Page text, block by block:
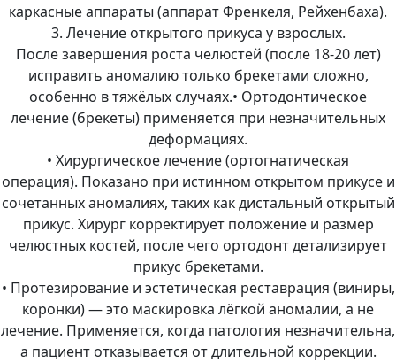
каркасные аппараты (аппарат Френкеля, Рейхенбаха).
3. Лечение открытого прикуса у взрослых.
После завершения роста челюстей (после 18-20 лет)
исправить аномалию только брекетами сложно,
особенно в тяжёлых случаях.• Ортодонтическое
лечение (брекеты) применяется при незначительных
деформациях.
• Хирургическое лечение (ортогнатическая
операция). Показано при истинном открытом прикусе и
сочетанных аномалиях, таких как дистальный открытый
прикус. Хирург корректирует положение и размер
челюстных костей, после чего ортодонт детализирует
прикус брекетами.
• Протезирование и эстетическая реставрация (виниры,
коронки) — это маскировка лёгкой аномалии, а не
лечение. Применяется, когда патология незначительна,
а пациент отказывается от длительной коррекции.